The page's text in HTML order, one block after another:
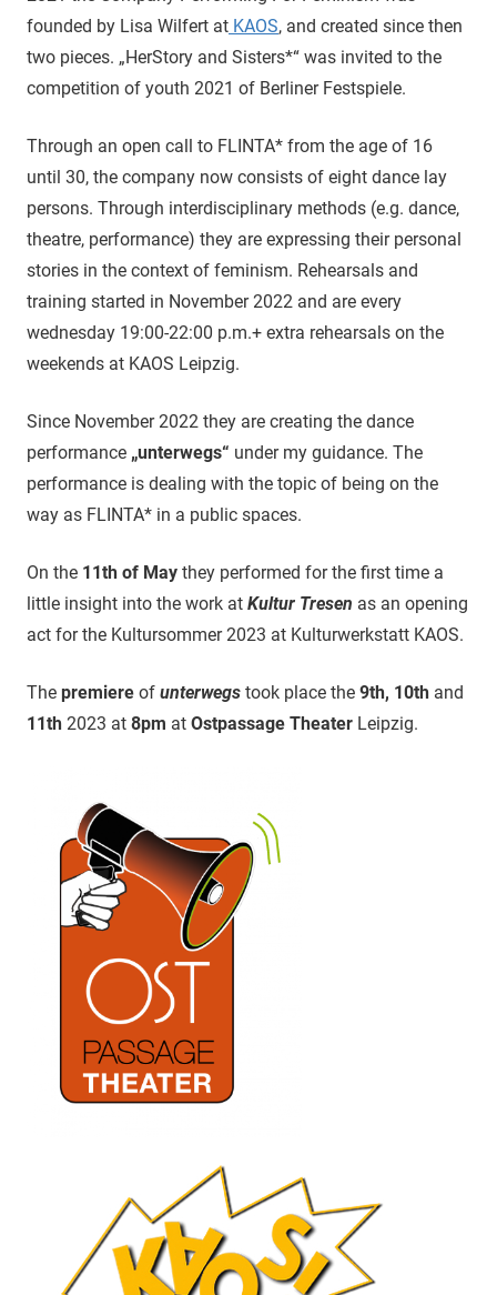
founded by Lisa Wilfert at KAOS, and created since then
two pieces. „HerStory and Sisters*“ was invited to the
competition of youth 2021 of Berliner Festspiele.
Through an open call to FLINTA* from the age of 16
until 30, the company now consists of eight dance lay
persons. Through interdisciplinary methods (e.g. dance,
theatre, performance) they are expressing their personal
stories in the context of feminism. Rehearsals and
training started in November 2022 and are every
wednesday 19:00-22:00 p.m.+ extra rehearsals on the
weekends at KAOS Leipzig.
Since November 2022 they are creating the dance
performance „unterwegs“ under my guidance. The
performance is dealing with the topic of being on the
way as FLINTA* in a public spaces.
On the 11th of May they performed for the first time a
little insight into the work at Kultur Tresen as an opening
act for the Kultursommer 2023 at Kulturwerkstatt KAOS.
The premiere of unterwegs took place the 9th, 10th and
11th 2023 at 8pm at Ostpassage Theater Leipzig.